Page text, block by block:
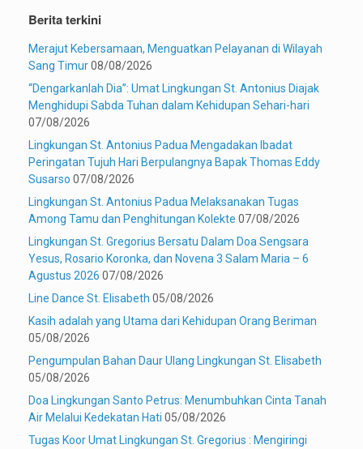
Berita terkini
Merajut Kebersamaan, Menguatkan Pelayanan di Wilayah
Sang Timur08/08/2026
“Dengarkanlah Dia”: Umat Lingkungan St. Antonius Diajak
Menghidupi Sabda Tuhan dalam Kehidupan Sehari-hari
07/08/2026
Lingkungan St. Antonius Padua Mengadakan Ibadat
Peringatan Tujuh Hari Berpulangnya Bapak Thomas Eddy
Susarso 07/08/2026
Lingkungan St. Antonius Padua Melaksanakan Tugas
Among Tamu dan Penghitungan Kolekte 07/08/2026
Lingkungan St. Gregorius Bersatu Dalam Doa Sengsara
Yesus, Rosario Koronka, dan Novena 3 Salam Maria – 6
Agustus 2026 07/08/2026
Line Dance St. Elisabeth 05/08/2026
Kasih adalah yang Utama dari Kehidupan Orang Beriman
05/08/2026
Pengumpulan Bahan Daur Ulang Lingkungan St. Elisabeth
05/08/2026
Doa Lingkungan Santo Petrus: Menumbuhkan Cinta Tanah
Air Melalui Kedekatan Hati 05/08/2026
Tugas Koor Umat Lingkungan St. Gregorius : Mengiringi